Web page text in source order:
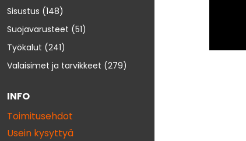
Sisustus (148)
Suojavarusteet (51)
Työkalut (241)
Valaisimet ja tarvikkeet (279)
INFO
Toimitusehdot
Usein kysyttyä